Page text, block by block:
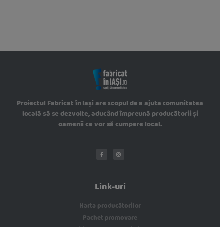
Proiectul Fabricat în Iași are scopul de a ajuta comunitatea
locală să se dezvolte, aducând împreună producătorii și
oamenii ce vor să cumpere local.
Link-uri
Harta producătorilor
Pachet promovare